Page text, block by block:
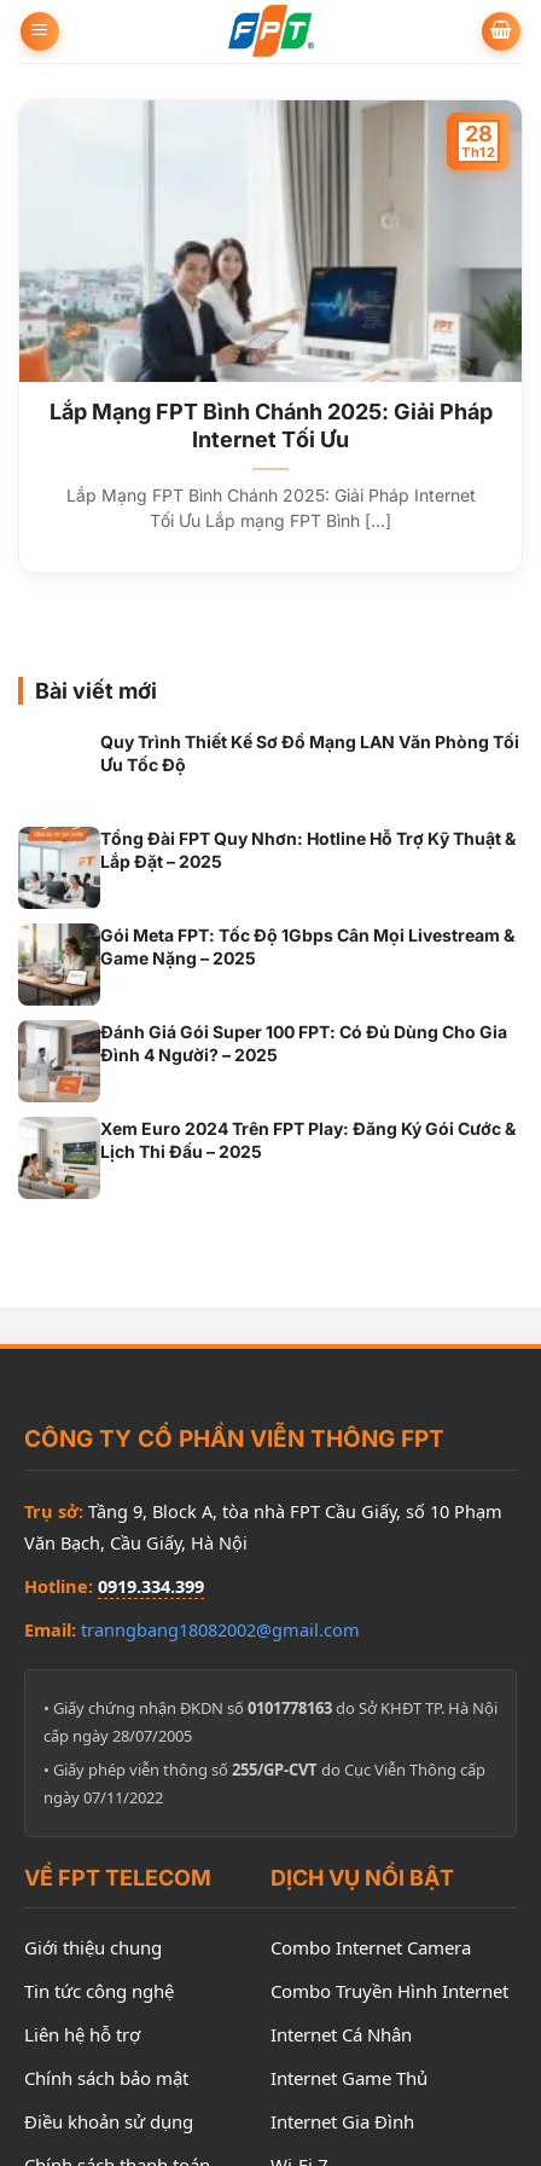
qua
Lắp Mạng FPT Bình Chánh 2025: Giải Pháp
Internet Tối Ưu
Lắp Mạng FPT Bình Chánh 2025: Giải Pháp Internet
Tối Ưu Lắp mạng FPT Bình [...]
28
Th12
Bài viết mới
Quy Trình Thiết Kế Sơ Đồ Mạng LAN Văn Phòng Tối
Ưu Tốc Độ
Tổng Đài FPT Quy Nhơn: Hotline Hỗ Trợ Kỹ Thuật &
Lắp Đặt – 2025
Gói Meta FPT: Tốc Độ 1Gbps Cân Mọi Livestream &
Game Nặng – 2025
Đánh Giá Gói Super 100 FPT: Có Đủ Dùng Cho Gia
Đình 4 Người? – 2025
Xem Euro 2024 Trên FPT Play: Đăng Ký Gói Cước &
Lịch Thi Đấu – 2025
CÔNG TY CỔ PHẦN VIỄN THÔNG FPT
Trụ sở: Tầng 9, Block A, tòa nhà FPT Cầu Giấy, số 10 Phạm
Văn Bạch, Cầu Giấy, Hà Nội
Hotline: 0919.334.399
Email: tranngbang18082002@gmail.com
• Giấy chứng nhận ĐKDN số 0101778163do Sở KHĐT TP. Hà Nội
cấp ngày 28/07/2005
• Giấy phép viễn thông số 255/GP-CVTdo Cục Viễn Thông cấp
ngày 07/11/2022
VỀ FPT TELECOM
Giới thiệu chung
Tin tức công nghệ
Liên hệ hỗ trợ
Chính sách bảo mật
Điều khoản sử dụng
DỊCH VỤ NỔI BẬT
Combo Internet Camera
Combo Truyền Hình Internet
Internet Cá Nhân
Internet Game Thủ
Internet Gia Đình